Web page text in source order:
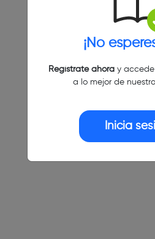
¡No
Regístrate ahoray accede
a lo mejor de
Inicia